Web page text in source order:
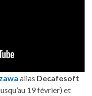
alias Decafesoft
19 février) et